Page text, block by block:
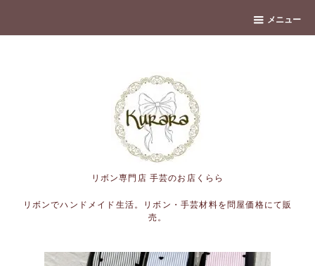
メニュー
リボン専門店 手芸のお店くらら
リボンでハンドメイド生活。リボン・手芸材料を問屋価格にて販
売。